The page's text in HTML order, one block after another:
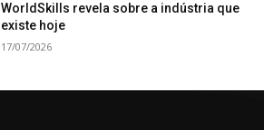
WorldSkills revela sobre a indústria que
existe hoje
17/07/2026